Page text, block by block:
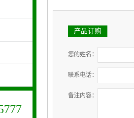
产品订购
您的姓名：
联系电话：
备注内容：